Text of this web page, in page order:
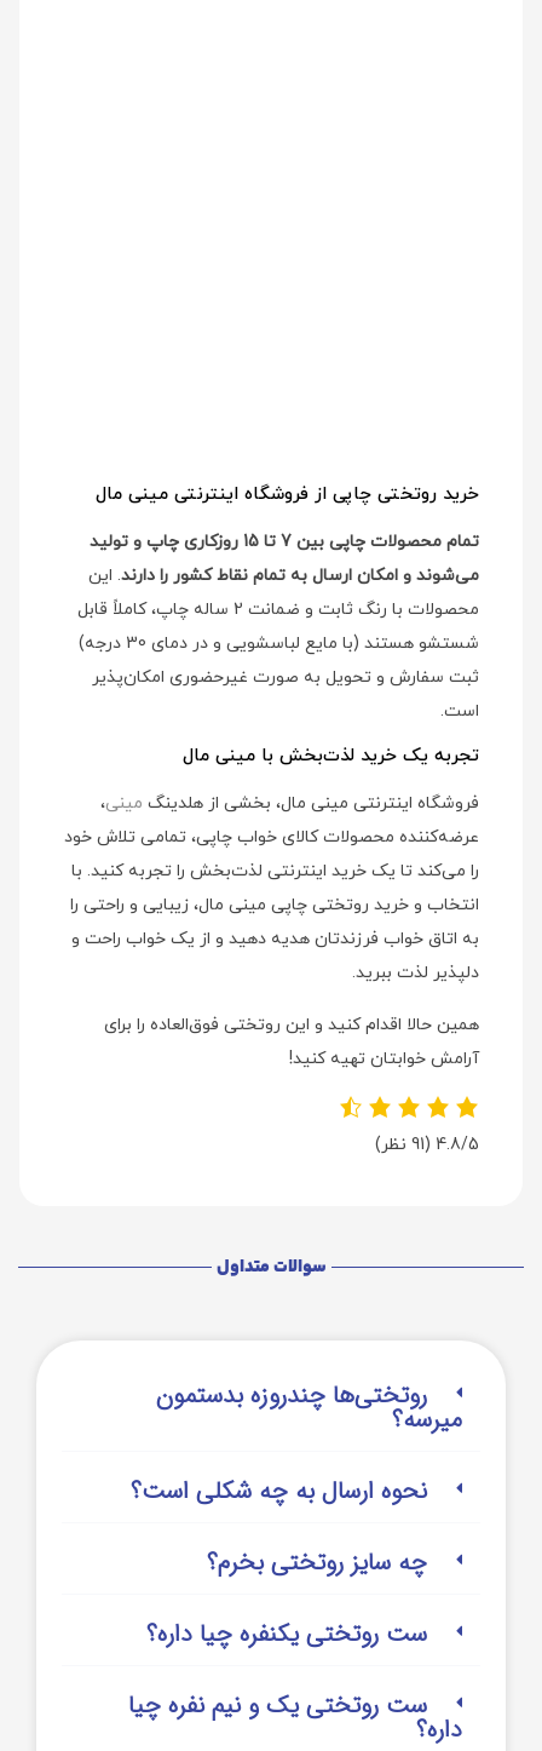
خرید روتختی چاپی از فروشگاه اینترنتی مینی مال
تمام محصولات چاپی بین 7 تا 15 روزکاری چاپ و تولید
می‌شوند و امکان ارسال به تمام نقاط کشور را دارند. این
محصولات با رنگ ثابت و ضمانت 2 ساله چاپ، کاملاً قابل
شستشو هستند (با مایع لباسشویی و در دمای 30 درجه)
ثبت سفارش و تحویل به صورت غیرحضوری امکان‌پذیر
است.
تجربه یک خرید لذت‌بخش با مینی مال
فروشگاه اینترنتی مینی مال، بخشی از هلدینگ مینی،
عرضه‌کننده محصولات کالای خواب چاپی، تمامی تلاش خود
را می‌کند تا یک خرید اینترنتی لذت‌بخش را تجربه کنید. با
انتخاب و خرید روتختی چاپی مینی مال، زیبایی و راحتی را
به اتاق خواب فرزندتان هدیه دهید و از یک خواب راحت و
دلپذیر لذت ببرید.
همین حالا اقدام کنید و این روتختی فوق‌العاده را برای
آرامش خوابتان تهیه کنید!
4.8/5 (91 نظر)
سوالات متداول
روتختی‌‌ها چندروزه بدستمون
میرسه؟
نحوه ارسال به چه شکلی است؟
چه سایز روتختی بخرم؟
ست روتختی یکنفره چیا داره؟
ست روتختی یک و نیم نفره چیا
داره؟